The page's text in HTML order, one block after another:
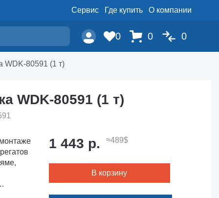
Сервис Где купить О компании
0 0 0
WDK-80591 (1 т)
WDK-80591 (1 т)
1 443 р. ≈489$
В корзину